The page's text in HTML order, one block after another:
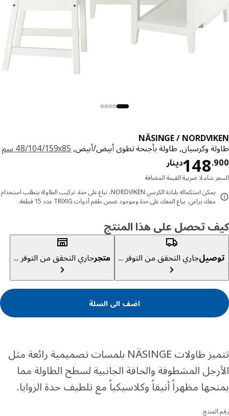
NÄSINGE /
وكرسيان, طاولة بأجنحة تطوى أبيض/أبيض,‎48/104/159x85 سم‏
دينار 148. دينار 148.900
شاملا ضريبة القيمة المضافة
يمكن استكماله بلبادة الكرسي NORDVIKEN، تباع على حدة. تركيب الطاولة يتطلب استخدام
مفك براغي، يباع المفك على حدة وموجود ضمن طقم أدوات TRIXIG عدد 15 قطعة.
تحصل على هذا المنتج
جاري التحقق من التوفر ... متجرجاري التحقق من التوفر ...
اضف الى السلة
تتميز طاولات NÄSINGE بلمسات تصميمية رائعة مثل
المشطوفة والحافة الجانبية لسطح الطاولة مما
مظهراً أنيقاً وكلاسيكياً مع تلطيف حدة الزوايا.